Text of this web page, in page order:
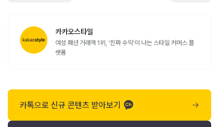
카카오스타일
여성 패션 거래액 1위, '진짜 수익'이 나는 스타일 커머스 플
랫폼
카톡으로 신규 콘텐츠 받아보기